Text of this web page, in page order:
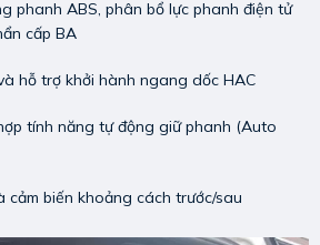
phanh ABS, phân bổ lực phanh điện tử
cấp BA
hỗ trợ khởi hành ngang dốc HAC
tính năng tự động giữ phanh (Auto
cảm biến khoảng cách trước/sau